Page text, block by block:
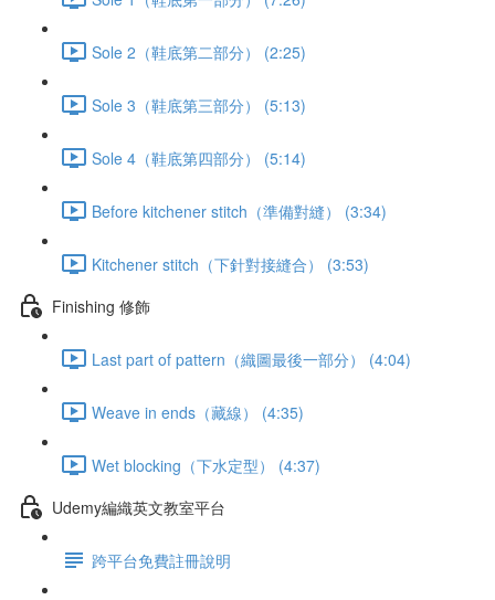
Sole 2（鞋底第二部分） (2:25)
Sole 3（鞋底第三部分） (5:13)
Sole 4（鞋底第四部分） (5:14)
Before kitchener stitch（準備對縫） (3:34)
Kitchener stitch（下針對接縫合） (3:53)
Finishing 修飾
Last part of pattern（織圖最後一部分） (4:04)
Weave in ends（藏線） (4:35)
Wet blocking（下水定型） (4:37)
Udemy編織英文教室平台
跨平台免費註冊說明